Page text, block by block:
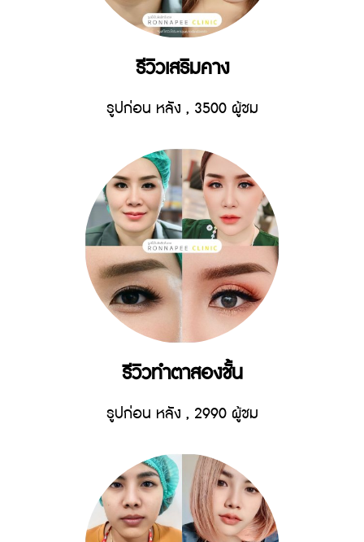
รีวิวเสริมคาง
รูปก่อน หลัง , 3500 ผู้ชม
รีวิวทำตาสองชั้น
รูปก่อน หลัง , 2990 ผู้ชม